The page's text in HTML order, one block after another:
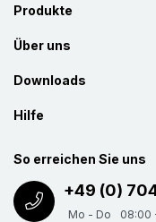
Produkte
Über uns
Downloads
Hilfe
So erreichen Sie uns
+49 (0)
Mo - Do
08:00